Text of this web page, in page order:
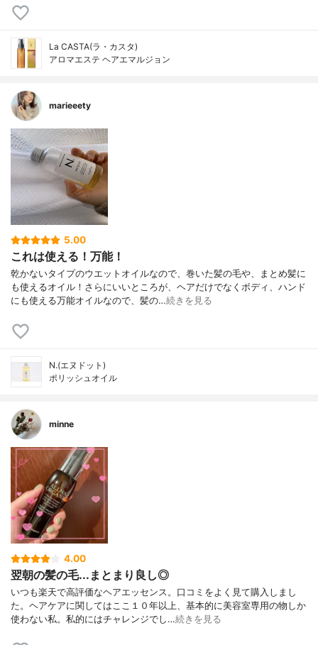
La CASTA(ラ・カスタ)
アロマエステ ヘアエマルジョン
marieeety
5.00
これは使える！万能！
乾かないタイプのウエットオイルなので、巻いた髪の毛や、まとめ髪に
も使えるオイル！さらにいいところが、ヘアだけでなくボディ、ハンド
にも使える万能オイルなので、髪の…続きを見る
N.(エヌドット)
ポリッシュオイル
minne
4.00
翌朝の髪の毛...まとまり良し◎
いつも楽天で高評価なヘアエッセンス。口コミをよく見て購入しまし
た。ヘアケアに関してはここ１０年以上、基本的に美容室専用の物しか
使わない私。私的にはチャレンジでし…続きを見る